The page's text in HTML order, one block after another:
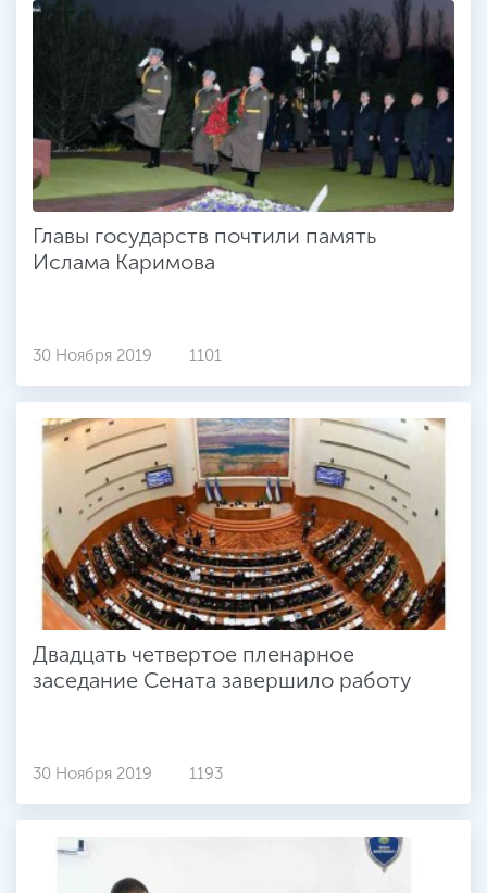
Главы государств почтили память
Ислама Каримова
30 Ноября 2019 1101
Двадцать четвертое пленарное
заседание Сената завершило работу
30 Ноября 2019 1193